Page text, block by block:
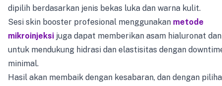
dipilih berdasarkan jenis bekas luka dan warna kulit.
Sesi skin booster profesional menggunakan metode
mikroinjeksi juga dapat memberikan asam hialuronat
untuk mendukung hidrasi dan elastisitas dengan
minimal.
Hasil akan membaik dengan kesabaran, dan dengan